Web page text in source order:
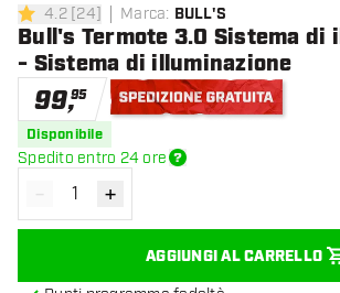
4.2 stelle di valutazione
4.2[24] Marca: BULL'S
Bull's Termote 3.0 Sistema di
- Sistema di illuminazione
99,95
Disponibile
Spedito entro 24 ore
Diminuisci quantità
- Aumenta quantità
+
AGGIUNGI AL CARRELLO